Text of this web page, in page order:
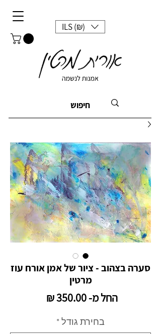
ILS (₪)
סערה בצהוב - ציור של אמן אורח עוז
מרטין
החל מ-350.00 ₪
בחירת גודל*